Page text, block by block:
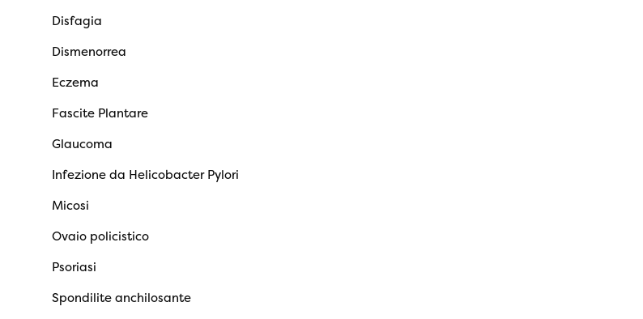
Disfagia
Dismenorrea
Eczema
Fascite Plantare
Glaucoma
Infezione da Helicobacter Pylori
Micosi
Ovaio policistico
Psoriasi
Spondilite anchilosante